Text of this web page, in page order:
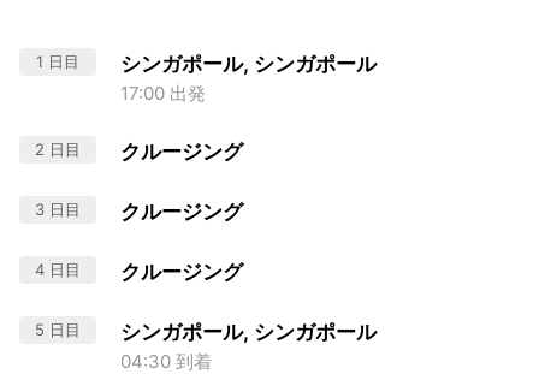
1 日目 シンガポール, シンガポール
17:00 出発
2 日目 クルージング
3 日目 クルージング
4 日目 クルージング
5 日目 シンガポール, シンガポール
04:30 到着